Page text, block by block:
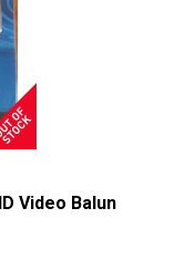
Video Balun